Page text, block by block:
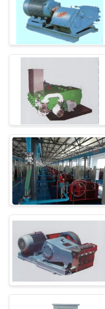
PRIVACY
POLICY
Εξόρυξη
κοπριά
αντλία
Αντλία